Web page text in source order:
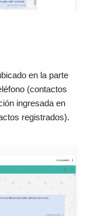
en la parte
(contactos
ingresada en
registrados).